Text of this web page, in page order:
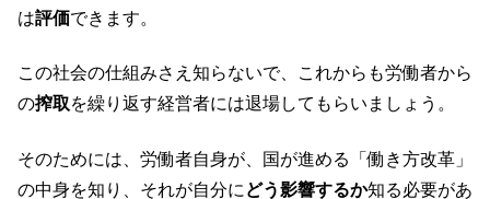
は評価できます。
この社会の仕組みさえ知らないで、これからも労働者から
の搾取を繰り返す経営者には退場してもらいましょう。
そのためには、労働者自身が、国が進める「働き方改革」
の中身を知り、それが自分にどう影響するか知る必要があ